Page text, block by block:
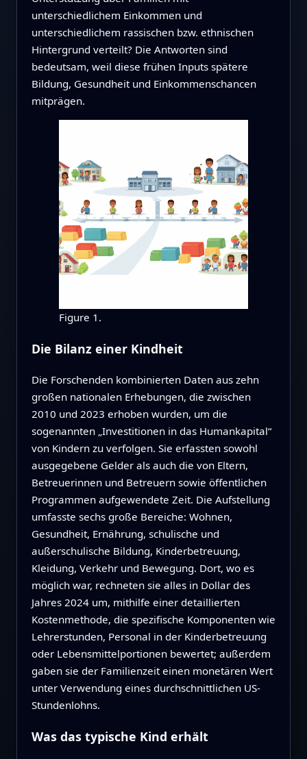
unterschiedlichem Einkommen und
unterschiedlichem rassischen bzw. ethnischen
Hintergrund verteilt? Die Antworten sind
bedeutsam, weil diese frühen Inputs spätere
Bildung, Gesundheit und Einkommenschancen
mitprägen.
Figure 1.
Die Bilanz einer Kindheit
Die Forschenden kombinierten Daten aus zehn
großen nationalen Erhebungen, die zwischen
2010 und 2023 erhoben wurden, um die
sogenannten „Investitionen in das Humankapital“
von Kindern zu verfolgen. Sie erfassten sowohl
ausgegebene Gelder als auch die von Eltern,
Betreuerinnen und Betreuern sowie öffentlichen
Programmen aufgewendete Zeit. Die Aufstellung
umfasste sechs große Bereiche: Wohnen,
Gesundheit, Ernährung, schulische und
außerschulische Bildung, Kinderbetreuung,
Kleidung, Verkehr und Bewegung. Dort, wo es
möglich war, rechneten sie alles in Dollar des
Jahres 2024 um, mithilfe einer detaillierten
Kostenmethode, die spezifische Komponenten wie
Lehrerstunden, Personal in der Kinderbetreuung
oder Lebensmittelportionen bewertet; außerdem
gaben sie der Familienzeit einen monetären Wert
unter Verwendung eines durchschnittlichen US-
Stundenlohns.
Was das typische Kind erhält